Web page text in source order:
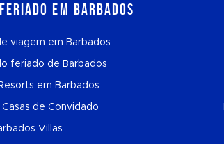
em Barbados
viagem em Barbados
feriado de Barbados
em Barbados
Casas de Convidado
Villas